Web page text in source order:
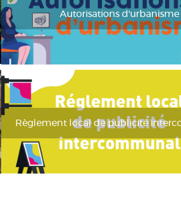
Autorisations d'urbanisme
Règlement local de publicité